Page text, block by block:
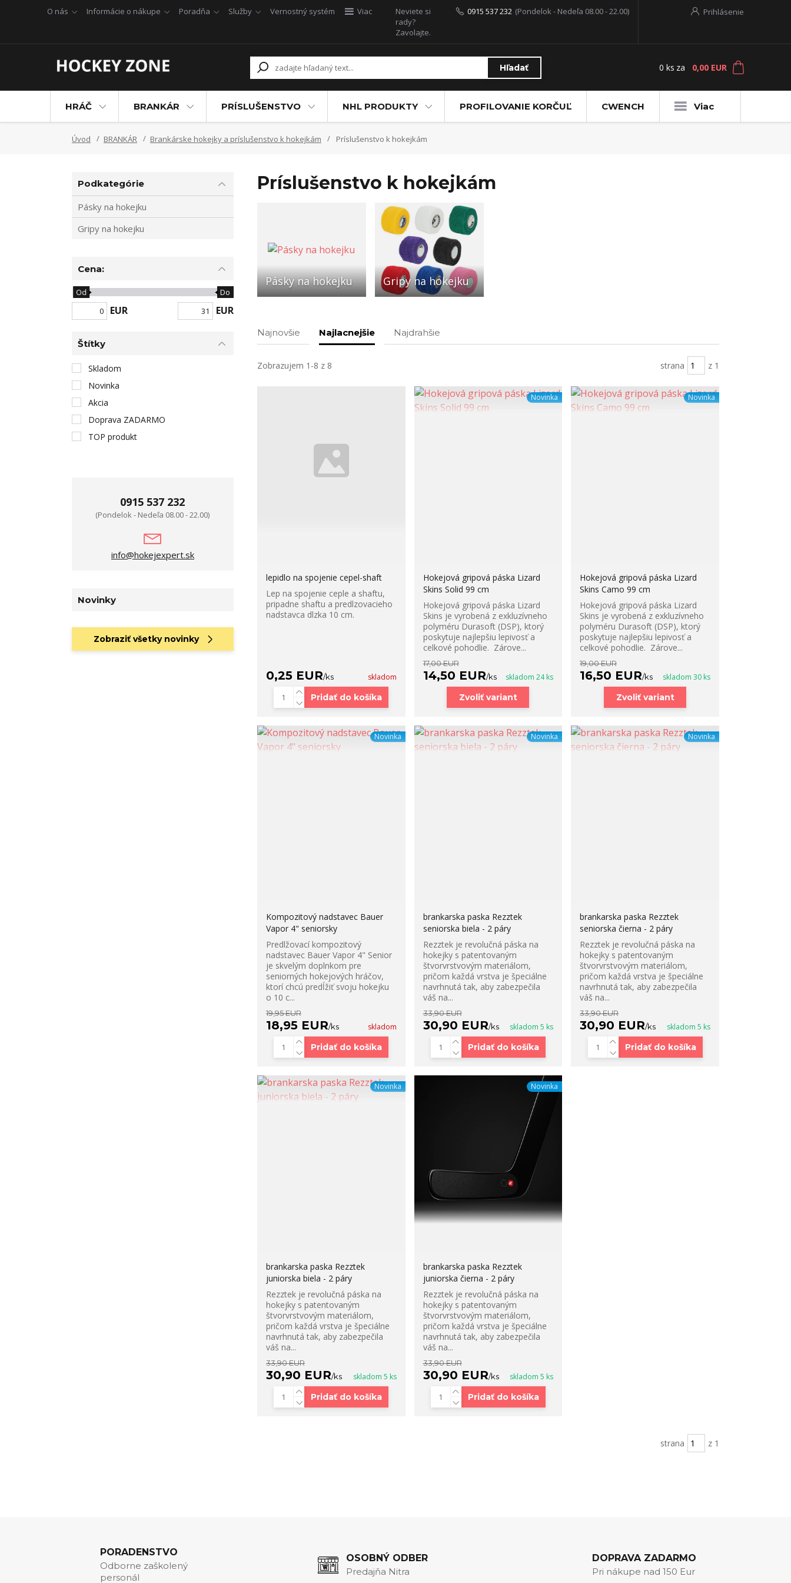
O nás Informácie o nákupe Poradňa Služby Vernostný systém Viac Prihlásenie
Hľadať
Neviete si
rady?
Zavolajte.
0915 537 232 (Pondelok - Nedeľa 08.00 - 22.00)
0 ks za 0,00 EUR
HRÁČ BRANKÁR PRÍSLUŠENSTVO NHL PRODUKTY PROFILOVANIE KORČUĽ CWENCH Viac
Úvod BRANKÁR Brankárske hokejky a príslušenstvo k hokejkám Príslušenstvo k hokejkám
Príslušenstvo k hokejkám
Pásky na hokejku Gripy na hokejku
Najnovšie Najlacnejšie Najdrahšie
Zobrazujem 1-8 z 8 strana z 1
lepidlo na spojenie cepel-shaft
Lep na spojenie ceple a shaftu,
pripadne shaftu a predlzovacieho
nadstavca dlzka 10 cm.
0,25 EUR/ks skladom
Pridať do košíka
Novinka
Hokejová gripová páska Lizard
Skins Solid 99 cm
Hokejová gripová páska Lizard
Skins je vyrobená z exkluzívneho
polyméru Durasoft (DSP), ktorý
poskytuje najlepšiu lepivosť a
celkové pohodlie. Zárove...
17,00 EUR
14,50 EUR/ks skladom 24 ks
Zvoliť variant
Novinka
Hokejová gripová páska Lizard
Skins Camo 99 cm
Hokejová gripová páska Lizard
Skins je vyrobená z exkluzívneho
polyméru Durasoft (DSP), ktorý
poskytuje najlepšiu lepivosť a
celkové pohodlie. Zárove...
19,00 EUR
16,50 EUR/ks skladom 30 ks
Zvoliť variant
Novinka
Kompozitový nadstavec Bauer
Vapor 4" seniorsky
Predlžovací kompozitový
nadstavec Bauer Vapor 4" Senior
je skvelým doplnkom pre
seniorných hokejových hráčov,
ktorí chcú predĺžiť svoju hokejku
o 10 c...
19,95 EUR
18,95 EUR/ks skladom
Pridať do košíka
Novinka
brankarska paska Rezztek
seniorska biela - 2 páry
Rezztek je revolučná páska na
hokejky s patentovaným
štvorvrstvovým materiálom,
pričom každá vrstva je špeciálne
navrhnutá tak, aby zabezpečila
váš na...
33,90 EUR
30,90 EUR/ks skladom 5 ks
Pridať do košíka
Novinka
brankarska paska Rezztek
seniorska čierna - 2 páry
Rezztek je revolučná páska na
hokejky s patentovaným
štvorvrstvovým materiálom,
pričom každá vrstva je špeciálne
navrhnutá tak, aby zabezpečila
váš na...
33,90 EUR
30,90 EUR/ks skladom 5 ks
Pridať do košíka
Novinka
brankarska paska Rezztek
juniorska biela - 2 páry
Rezztek je revolučná páska na
hokejky s patentovaným
štvorvrstvovým materiálom,
pričom každá vrstva je špeciálne
navrhnutá tak, aby zabezpečila
váš na...
33,90 EUR
30,90 EUR/ks skladom 5 ks
Pridať do košíka
Novinka
brankarska paska Rezztek
juniorska čierna - 2 páry
Rezztek je revolučná páska na
hokejky s patentovaným
štvorvrstvovým materiálom,
pričom každá vrstva je špeciálne
navrhnutá tak, aby zabezpečila
váš na...
33,90 EUR
30,90 EUR/ks skladom 5 ks
Pridať do košíka
strana z 1
Podkategórie
Pásky na hokejku
Gripy na hokejku
Cena:
EUR
Od Do
EUR
Štítky
Skladom
Novinka
Akcia
Doprava ZADARMO
TOP produkt
0915 537 232
(Pondelok - Nedeľa 08.00 - 22.00)
info@hokejexpert.sk
Novinky
Zobraziť všetky novinky
PORADENSTVO
Odborne zaškolený
personál
OSOBNÝ ODBER
Predajňa Nitra
DOPRAVA ZADARMO
Pri nákupe nad 150 Eur